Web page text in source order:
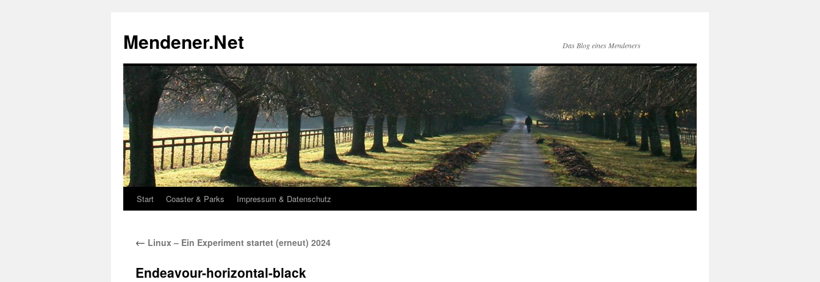
springen
Mendener.Net Das Blog eines Mendeners
Start Coaster & Parks Impressum & Datenschutz
← Linux – Ein Experiment startet (erneut) 2024
Endeavour-horizontal-black